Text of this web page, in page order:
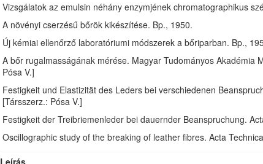
Vizsgálatok az emulsin néhány enzymjének chromatographikus
A növényi cserzésű bőrök kikészítése. Bp., 1950.
Új kémiai ellenőrző laboratóriumi módszerek a bőriparban. Bp.,
A bőr rugalmasságának mérése. Magyar Tudományos Akadémia
Pósa V.]
Festigkeit und Elastizität des Leders bei verschiedenen
[Társszerz.: Pósa V.]
Festigkeit der Treibriemenleder bei dauernder Beanspruchung.
Oscillographic study of the breaking of leather fibres. Acta